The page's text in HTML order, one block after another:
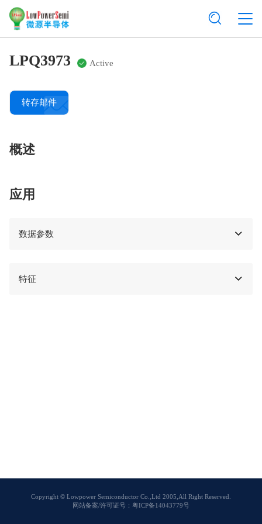
LPQ3973 Active
转存邮件
概述
应用
数据参数
特征
Copyright © Lowpower Semiconductor Co.,Ltd 2005,All Right Reserved.
网站备案/许可证号：粤ICP备14043779号